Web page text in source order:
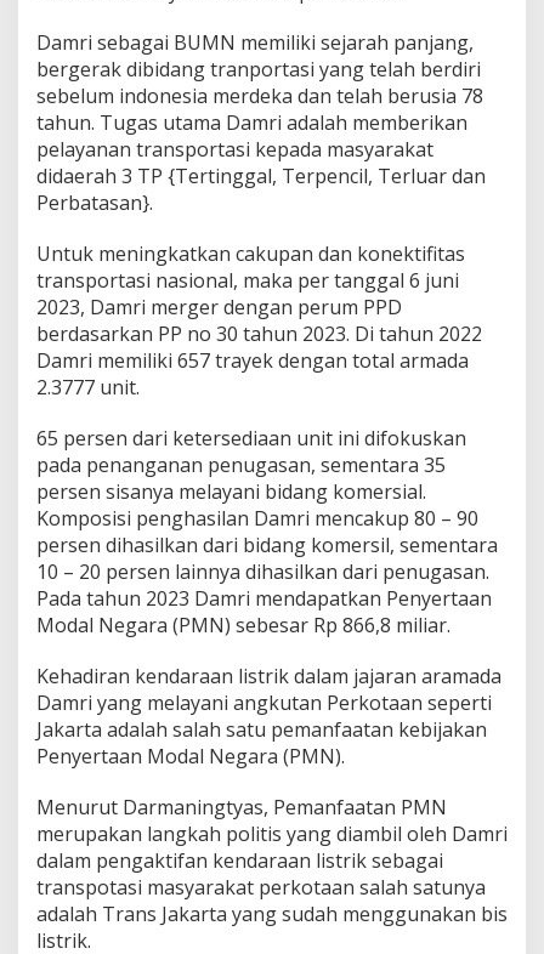
Damri sebagai BUMN memiliki sejarah panjang,
bergerak dibidang tranportasi yang telah berdiri
sebelum indonesia merdeka dan telah berusia 78
tahun. Tugas utama Damri adalah memberikan
pelayanan transportasi kepada masyarakat
didaerah 3 TP {Tertinggal, Terpencil, Terluar dan
Perbatasan}.
Untuk meningkatkan cakupan dan konektifitas
transportasi nasional, maka per tanggal 6 juni
2023, Damri merger dengan perum PPD
berdasarkan PP no 30 tahun 2023. Di tahun 2022
Damri memiliki 657 trayek dengan total armada
2.3777 unit.
65 persen dari ketersediaan unit ini difokuskan
pada penanganan penugasan, sementara 35
persen sisanya melayani bidang komersial.
Komposisi penghasilan Damri mencakup 80 – 90
persen dihasilkan dari bidang komersil, sementara
10 – 20 persen lainnya dihasilkan dari penugasan.
Pada tahun 2023 Damri mendapatkan Penyertaan
Modal Negara (PMN) sebesar Rp 866,8 miliar.
Kehadiran kendaraan listrik dalam jajaran aramada
Damri yang melayani angkutan Perkotaan seperti
Jakarta adalah salah satu pemanfaatan kebijakan
Penyertaan Modal Negara (PMN).
Menurut Darmaningtyas, Pemanfaatan PMN
merupakan langkah politis yang diambil oleh Damri
dalam pengaktifan kendaraan listrik sebagai
transpotasi masyarakat perkotaan salah satunya
adalah Trans Jakarta yang sudah menggunakan bis
listrik.